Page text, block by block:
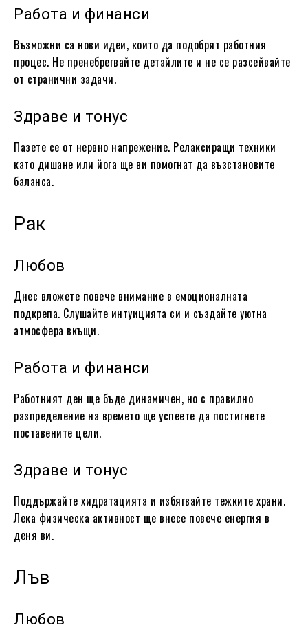
Работа и финанси
Възможни са нови идеи, които да подобрят работния
процес. Не пренебрегвайте детайлите и не се разсейвайте
от странични задачи.
Здраве и тонус
Пазете се от нервно напрежение. Релаксиращи техники
като дишане или йога ще ви помогнат да възстановите
баланса.
Рак
Любов
Днес вложете повече внимание в емоционалната
подкрепа. Слушайте интуицията си и създайте уютна
атмосфера вкъщи.
Работа и финанси
Работният ден ще бъде динамичен, но с правилно
разпределение на времето ще успеете да постигнете
поставените цели.
Здраве и тонус
Поддържайте хидратацията и избягвайте тежките храни.
Лека физическа активност ще внесе повече енергия в
деня ви.
Лъв
Любов